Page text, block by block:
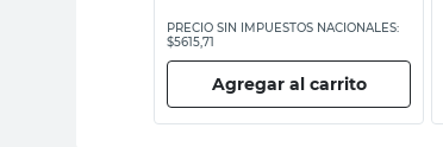
PRECIO SIN IMPUESTOS NACIONALES:
$5615,71
Agregar al carrito